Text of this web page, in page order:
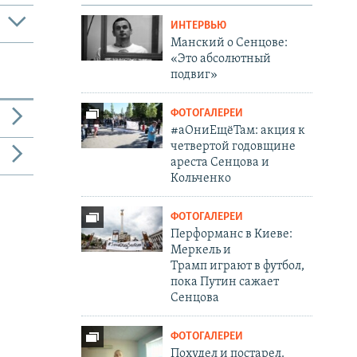
ИНТЕРВЬЮ
Манский о Сенцове:
«Это абсолютный
подвиг»
ФОТОГАЛЕРЕИ
#аОниЕщёТам: акция к
четвертой годовщине
ареста Сенцова и
Кольченко
ФОТОГАЛЕРЕИ
Перформанс в Киеве:
Меркель и
Трамп играют в футбол,
пока Путин сажает
Сенцова
ФОТОГАЛЕРЕИ
Похудел и постарел.